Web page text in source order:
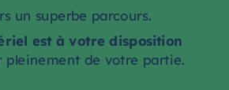
un superbe parcours.
est à votre disposition
pleinement de votre partie.